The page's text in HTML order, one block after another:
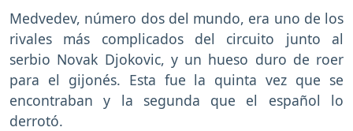
Medvedev, número dos del mundo, era uno de los
rivales más complicados del circuito junto al
serbio Novak Djokovic, y un hueso duro de roer
para el gijonés. Esta fue la quinta vez que se
encontraban y la segunda que el español lo
derrotó.